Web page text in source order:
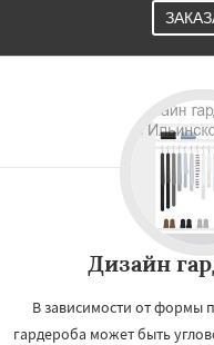
Дизайн
В зависимости от формы
гардероба может быть